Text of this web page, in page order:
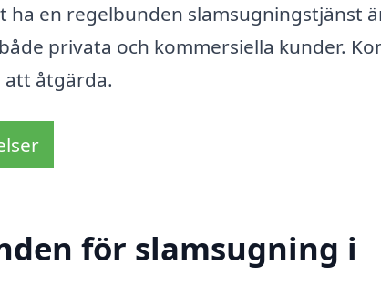
en regelbunden slamsugningstjänst
privata och kommersiella kunder.
åtgärda.
för slamsugning i